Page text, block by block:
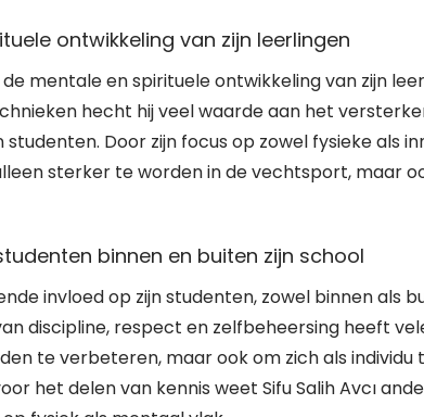
ontwikkeling van zijn leerlingen
mentale en spirituele ontwikkeling van zijn
hecht hij veel waarde aan het
Door zijn focus op zowel fysieke als
sterker te worden in de vechtsport, maar
binnen en buiten zijn school
invloed op zijn studenten, zowel binnen als
discipline, respect en zelfbeheersing heeft
te verbeteren, maar ook om zich als individu
het delen van kennis weet Sifu Salih Avcı